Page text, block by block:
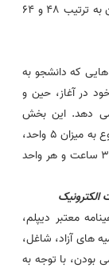
دروس آزمایشگاهی و گارگاهی یک واحدی را می توان به ترتیب 48 و 64
که دانشجو به
در آغاز، حین و
می دهد. این بخش
شامل یک درس کاربینی و 2 درس کارورزی در مجموع به میزان 5 واحد،
معادل 512 ساعت است. هر واحد کاربینی معادل 32 ساعت و هر واحد
الکترونیک
معتبر دیپلم،
های آزاد، شاغل،
بودن، با توجه به